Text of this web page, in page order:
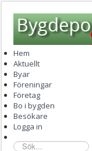
Hem
Aktuellt
Byar
Föreningar
Företag
Bo i bygden
Besökare
Logga in
sök...